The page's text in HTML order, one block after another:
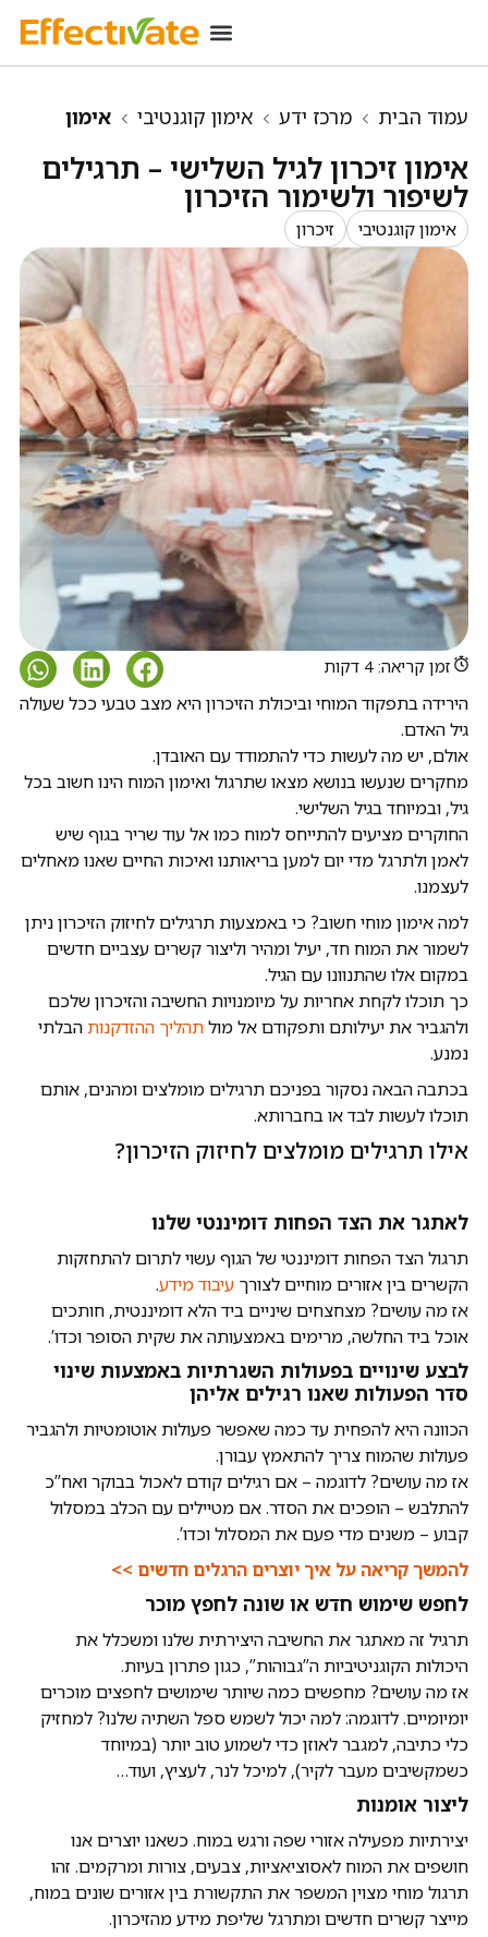
עמוד הבית מרכז ידע אימון קוגנטיבי
אימון
הזיכרון
אימון זיכרון לגיל השלישי – תרגילים
לשיפור ולשימור הזיכרון
אימון קוגנטיבי זיכרון
זמן קריאה: 4 דקות
הירידה בתפקוד המוחי וביכולת הזיכרון היא מצב טבעי ככל שעולה
גיל האדם.
אולם, יש מה לעשות כדי להתמודד עם האובדן.
מחקרים שנעשו בנושא מצאו שתרגול ואימון המוח הינו חשוב בכל
גיל, ובמיוחד בגיל השלישי.
החוקרים מציעים להתייחס למוח כמו אל עוד שריר בגוף שיש
לאמן ולתרגל מדי יום למען בריאותנו ואיכות החיים שאנו מאחלים
לעצמנו.
למה אימון מוחי חשוב? כי באמצעות תרגילים לחיזוק הזיכרון ניתן
לשמור את המוח חד, יעיל ומהיר וליצור קשרים עצביים חדשים
במקום אלו שהתנוונו עם הגיל.
כך תוכלו לקחת אחריות על מיומנויות החשיבה והזיכרון שלכם
ולהגביר את יעילותם ותפקודם אל מולתהליך ההזדקנות הבלתי
נמנע.
בכתבה הבאה נסקור בפניכם תרגילים מומלצים ומהנים, אותם
תוכלו לעשות לבד או בחברותא.
אילו תרגילים מומלצים לחיזוק הזיכרון?
לאתגר את הצד הפחות דומיננטי שלנו
תרגול הצד הפחות דומיננטי של הגוף עשוי לתרום להתחזקות
הקשרים בין אזורים מוחיים לצורך עיבוד מידע.
אז מה עושים? מצחצחים שיניים ביד הלא דומיננטית, חותכים
אוכל ביד החלשה, מרימים באמצעותה את שקית הסופר וכדו’.
לבצע שינויים בפעולות השגרתיות באמצעות שינוי
סדר הפעולות שאנו רגילים אליהן
הכוונה היא להפחית עד כמה שאפשר פעולות אוטומטיות ולהגביר
פעולות שהמוח צריך להתאמץ עבורן.
אז מה עושים? לדוגמה – אם רגילים קודם לאכול בבוקר ואח”כ
להתלבש – הופכים את הסדר. אם מטיילים עם הכלב במסלול
קבוע – משנים מדי פעם את המסלול וכדו’.
להמשך קריאה על איך יוצרים הרגלים חדשים >>
לחפש שימוש חדש או שונה לחפץ מוכר
תרגיל זה מאתגר את החשיבה היצירתית שלנו ומשכלל את
היכולות הקוגניטיביות ה”גבוהות”, כגון פתרון בעיות.
אז מה עושים? מחפשים כמה שיותר שימושים לחפצים מוכרים
יומיומיים. לדוגמה: למה יכול לשמש ספל השתיה שלנו? למחזיק
כלי כתיבה, למגבר לאוזן כדי לשמוע טוב יותר (במיוחד
כשמקשיבים מעבר לקיר), למיכל לנר, לעציץ, ועוד…
ליצור אומנות
יצירתיות מפעילה אזורי שפה ורגש במוח. כשאנו יוצרים אנו
חושפים את המוח לאסוציאציות, צבעים, צורות ומרקמים. זהו
תרגול מוחי מצוין המשפר את התקשורת בין אזורים שונים במוח,
מייצר קשרים חדשים ומתרגל שליפת מידע מהזיכרון.